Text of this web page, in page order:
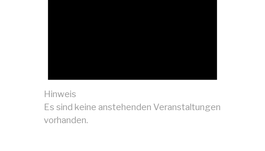
Hinweis
Es sind keine anstehenden Veranstaltungen
vorhanden.